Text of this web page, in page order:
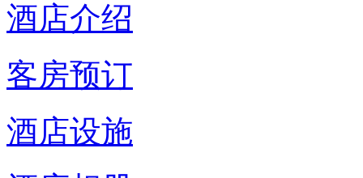
酒店介绍
客房预订
酒店设施